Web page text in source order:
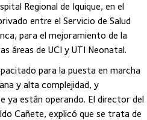
Regional de Iquique, en el
entre el Servicio de Salud
para el mejoramiento de la
áreas de UCI y UTI Neonatal.
para la puesta en marcha
y alta complejidad, y
ya están operando. El director del
Cañete, explicó que se trata de